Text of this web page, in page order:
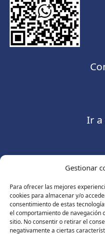
Gestionar
Para ofrecer las mejores
cookies para almacenar y/o
consentimiento de estas
el comportamiento de navegación
sitio. No consentir o retirar el
negativamente a ciertas
Ir a
Consulte nuestro